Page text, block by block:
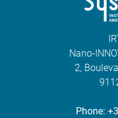
Nano-
2,
Phone: